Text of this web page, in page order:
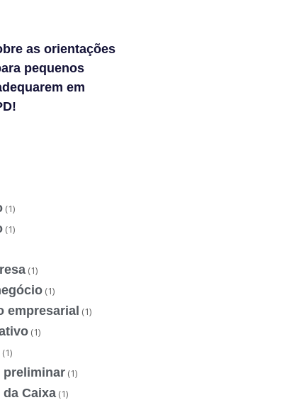
as orientações
pequenos
em
(1)
(1)
(1)
(1)
empresarial (1)
(1)
(1)
preliminar (1)
Caixa (1)